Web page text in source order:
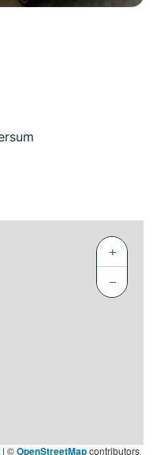
+
−
| ©OpenStreetMapcontributors